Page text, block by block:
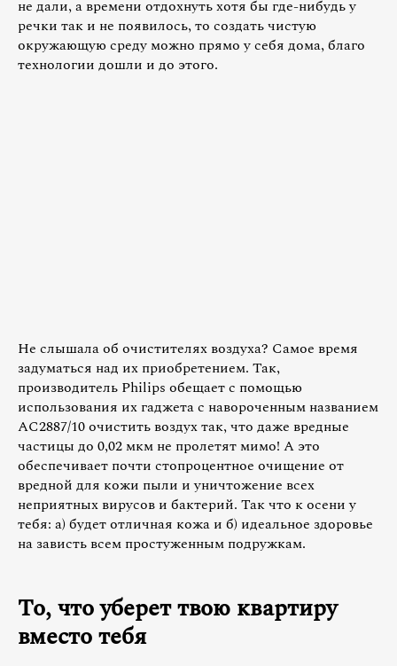
не дали, а времени отдохнуть хотя бы где-нибудь у
речки так и не появилось, то создать чистую
окружающую среду можно прямо у себя дома, благо
технологии дошли и до этого.
Не слышала об очистителях воздуха? Самое время
задуматься над их приобретением. Так,
производитель Philips обещает с помощью
использования их гаджета с навороченным названием
AC2887/10 очистить воздух так, что даже вредные
частицы до 0,02 мкм не пролетят мимо! А это
обеспечивает почти стопроцентное очищение от
вредной для кожи пыли и уничтожение всех
неприятных вирусов и бактерий. Так что к осени у
тебя: а) будет отличная кожа и б) идеальное здоровье
на зависть всем простуженным подружкам.
То, что уберет твою квартиру
вместо тебя